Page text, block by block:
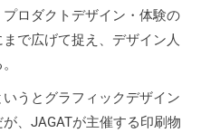
ロダクトデザイン・体験の
で広げて捉え、デザイン人
うとグラフィックデザイン
、JAGATが主催する印刷物